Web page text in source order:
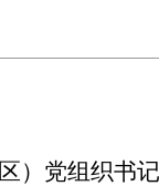
）党组织书